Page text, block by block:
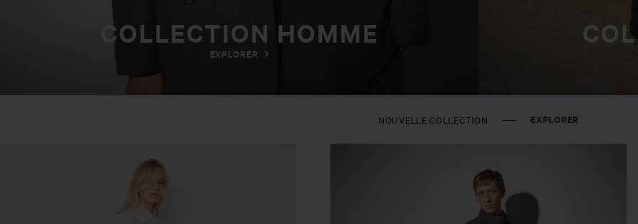
COLLECTION HOMME
EXPLORER
NOUVELLE COLLECTION EXPLORER